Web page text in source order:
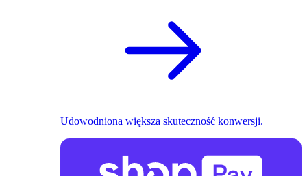
Udowodniona większa skuteczność konwersji.